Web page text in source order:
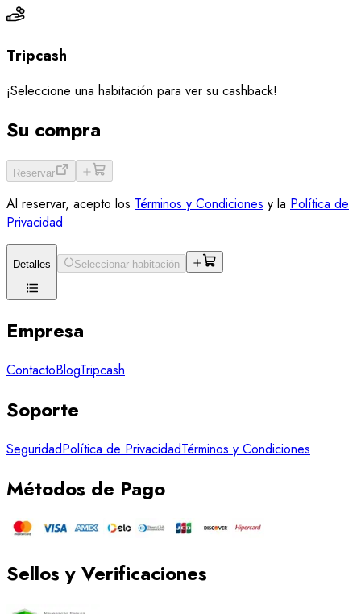
Tripcash
¡Seleccione una habitación para ver su cashback!
Su compra
Reservar
Al reservar, acepto los Términos y Condiciones y la Política de
Privacidad
Detalles Seleccionar habitación
Empresa
ContactoBlogTripcash
Soporte
SeguridadPolítica de PrivacidadTérminos y Condiciones
Métodos de Pago
Sellos y Verificaciones